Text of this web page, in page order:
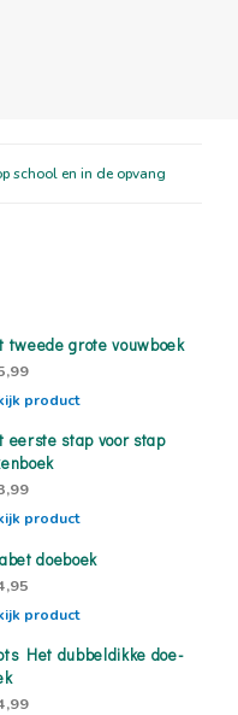
school en in de opvang
tweede grote vouwboek
product
eerste stap voor stap
product
doeboek
product
Het dubbeldikke doe-